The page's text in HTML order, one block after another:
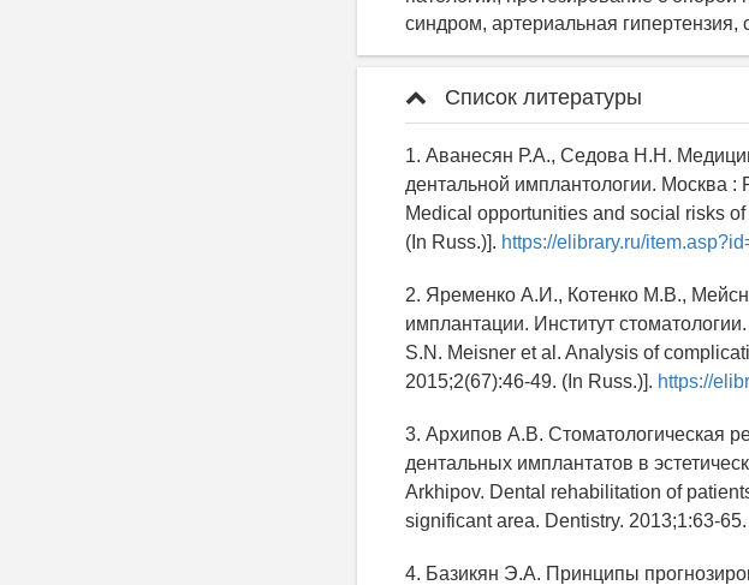
синдром, артериальная
Список литературы
1. Аванесян Р.А., Седова Н.Н.
дентальной имплантологии. Москва
Medical opportunities and social risks
(In Russ.)]. https://elibrary.ru/
2. Яременко А.И., Котенко М.В.,
имплантации. Институт
S.N. Meisner et al. Analysis of
2015;2(67):46-49. (In Russ.)]. https://
3. Архипов А.В. Стоматологическая
дентальных имплантатов в
Arkhipov. Dental rehabilitation of
significant area. Dentistry. 2013;1:63-
4. Базикян Э.А. Принципы